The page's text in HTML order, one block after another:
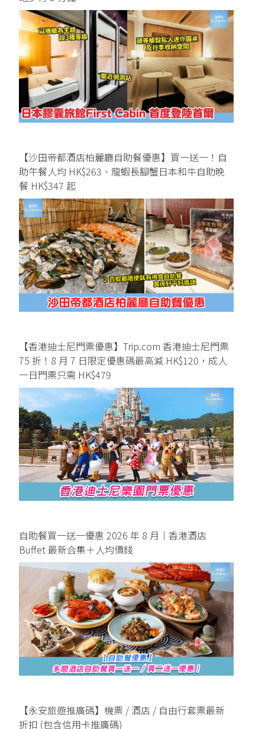
【沙田帝都酒店柏麗廳自助餐優惠】買一送一！自
助午餐人均 HK$263、龍蝦長腳蟹日本和牛自助晚
餐 HK$347 起
【香港迪士尼門票優惠】Trip.com 香港迪士尼門票
75 折！8 月 7 日限定優惠碼最高減 HK$120，成人
一日門票只需 HK$479
自助餐買一送一優惠 2026 年 8 月｜香港酒店
Buffet 最新合集＋人均價錢
【永安旅遊推廣碼】機票 / 酒店 / 自由行套票最新
折扣 (包含信用卡推廣碼)